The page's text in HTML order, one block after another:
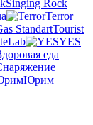
Singing Rock
Terror
Tourist
YES
Юрим